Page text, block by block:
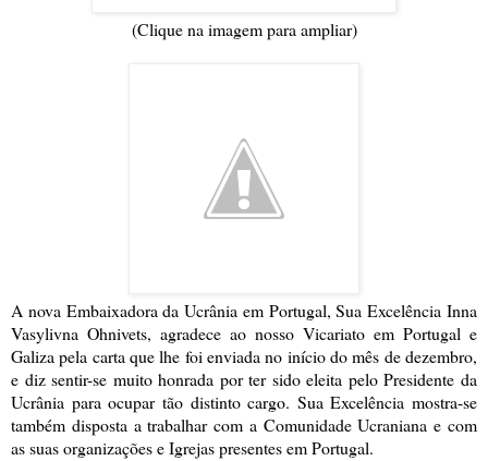
(Clique na imagem para ampliar)
A nova Embaixadora da Ucrânia em Portugal, Sua Excelência Inna
Vasylivna Ohnivets, agradece ao nosso Vicariato em Portugal e
Galiza pela carta que lhe foi enviada no início do mês de dezembro,
e diz sentir-se muito honrada por ter sido eleita pelo Presidente da
Ucrânia para ocupar tão distinto cargo. Sua Excelência mostra-se
também disposta a trabalhar com a Comunidade Ucraniana e com
as suas organizações e Igrejas presentes em Portugal.